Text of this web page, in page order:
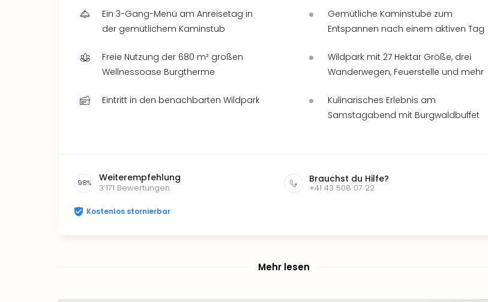
Ein 3-Gang-Menü am Anreisetag in
der gemütlichem Kaminstub
Freie Nutzung der 680 m² großen
Wellnessoase Burgtherme
Eintritt in den benachbarten Wildpark
Gemütliche Kaminstube zum
Entspannen nach einem aktiven Tag
Wildpark mit 27 Hektar Größe, drei
Wanderwegen, Feuerstelle und mehr
Kulinarisches Erlebnis am
Samstagabend mit Burgwaldbuffet
98% Weiterempfehlung
3’171 Bewertungen
Brauchst du Hilfe?
+41 43 508 07 22
Kostenlos stornierbar
Mehr lesen